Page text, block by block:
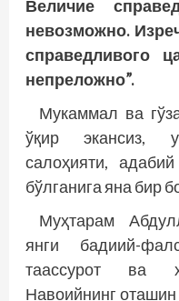
Величие
невозможно.
справедливого
непреложно”.
Мукаммал ва
ўқир экансиз,
салоҳияти,
бўлганига яна бир
Муҳтарам
янги бадиий-
таассурот ва
Навоийнинг